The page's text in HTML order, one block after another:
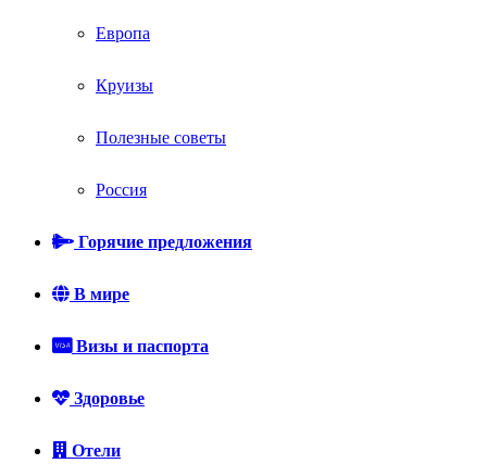
Европа
Круизы
Полезные советы
Россия
Горячие предложения
В мире
Визы и паспорта
Здоровье
Отели